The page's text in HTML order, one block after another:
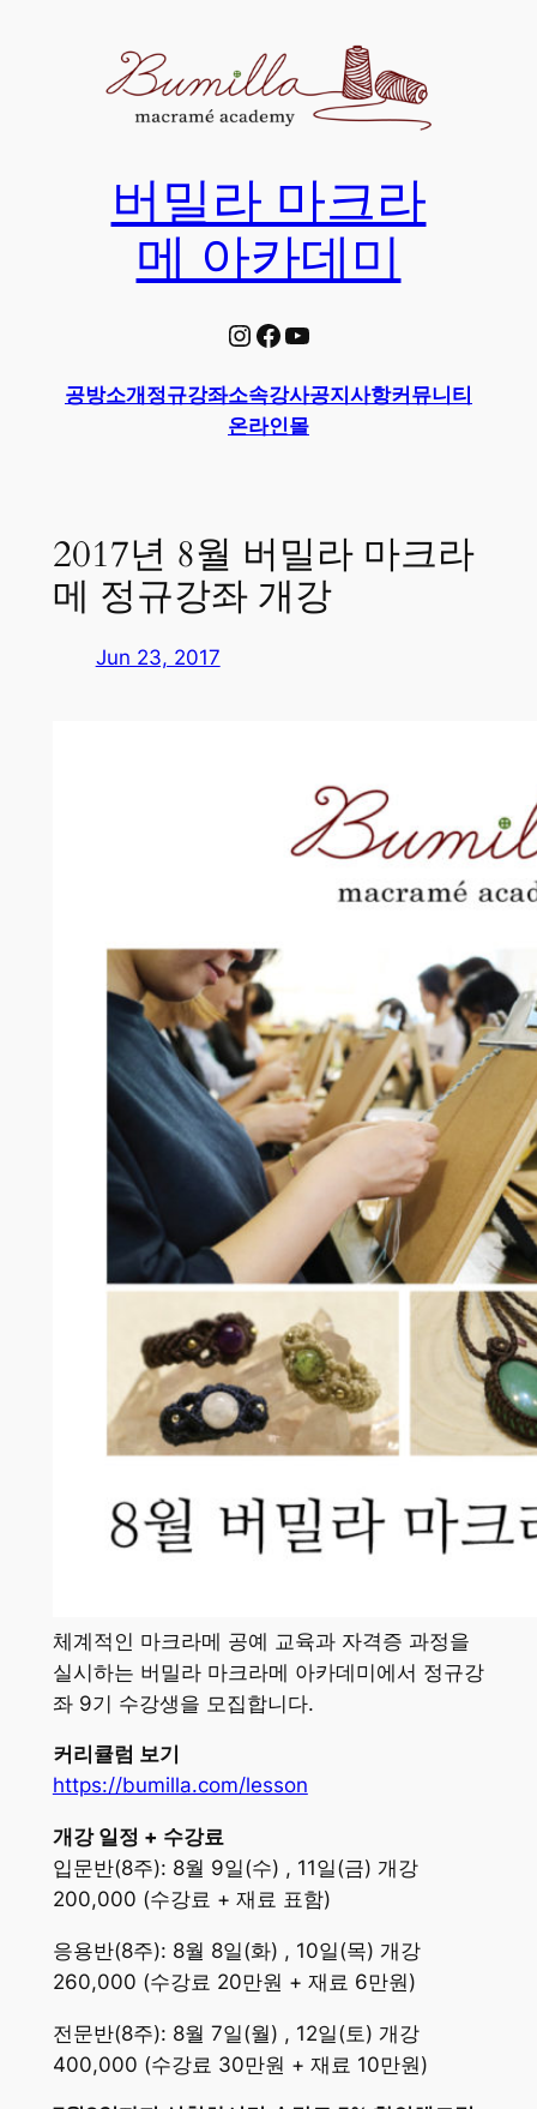
버밀라 마크라
메 아카데미
Instagram
Facebook
YouTube
공방소개정규강좌소속강사공지사항커뮤니티
온라인몰
2017년 8월 버밀라 마크라
메 정규강좌 개강
Jun 23, 2017
체계적인 마크라메 공예 교육과 자격증 과정을
실시하는 버밀라 마크라메 아카데미에서 정규강
좌 9기 수강생을 모집합니다.
커리큘럼 보기
https://bumilla.com/lesson
개강 일정 + 수강료
입문반(8주): 8월 9일(수) , 11일(금) 개강
200,000 (수강료 + 재료 표함)
응용반(8주): 8월 8일(화) , 10일(목) 개강
260,000 (수강료 20만원 + 재료 6만원)
전문반(8주): 8월 7일(월) , 12일(토) 개강
400,000 (수강료 30만원 + 재료 10만원)